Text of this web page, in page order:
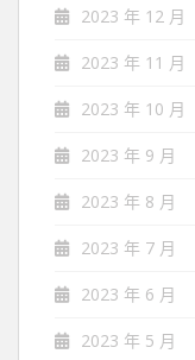
2023 年 12 月
2023 年 11 月
2023 年 10 月
2023 年 9 月
2023 年 8 月
2023 年 7 月
2023 年 6 月
2023 年 5 月